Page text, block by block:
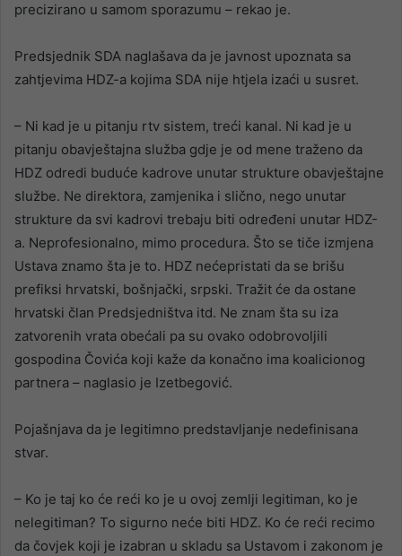
precizirano u samom sporazumu – rekao je.
Predsjednik SDA naglašava da je javnost upoznata sa
zahtjevima HDZ-a kojima SDA nije htjela izaći u susret.
– Ni kad je u pitanju rtv sistem, treći kanal. Ni kad je u
pitanju obavještajna služba gdje je od mene traženo da
HDZ odredi buduće kadrove unutar strukture obavještajne
službe. Ne direktora, zamjenika i slično, nego unutar
strukture da svi kadrovi trebaju biti određeni unutar HDZ-
a. Neprofesionalno, mimo procedura. Što se tiče izmjena
Ustava znamo šta je to. HDZ nećepristati da se brišu
prefiksi hrvatski, bošnjački, srpski. Tražit će da ostane
hrvatski član Predsjedništva itd. Ne znam šta su iza
zatvorenih vrata obećali pa su ovako odobrovoljili
gospodina Čovića koji kaže da konačno ima koalicionog
partnera – naglasio je Izetbegović.
Pojašnjava da je legitimno predstavljanje nedefinisana
stvar.
– Ko je taj ko će reći ko je u ovoj zemlji legitiman, ko je
nelegitiman? To sigurno neće biti HDZ. Ko će reći recimo
da čovjek koji je izabran u skladu sa Ustavom i zakonom je